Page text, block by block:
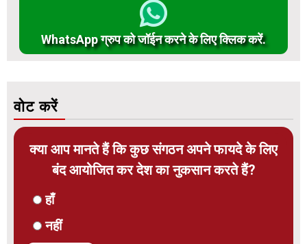
WhatsApp ग्रुप को जॉईन करने के लिए क्लिक करें.
वोट करें
क्या आप मानते हैं कि कुछ संगठन अपने फायदे के लिए
बंद आयोजित कर देश का नुकसान करते हैं?
हाँ
नहीं